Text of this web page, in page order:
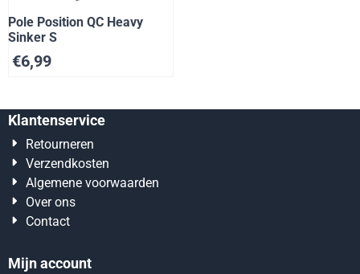
Pole Position QC Heavy
Sinker S
€6,99
Klantenservice
Retourneren
Verzendkosten
Algemene voorwaarden
Over ons
Contact
Mijn account